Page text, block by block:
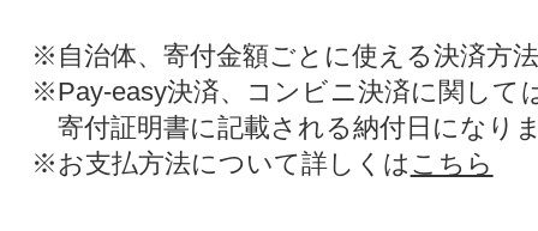
※自治体、寄付金額ごとに使える決済方
※Pay-easy決済、コンビニ決済に関して
寄付証明書に記載される納付日になり
※お支払方法について詳しくは こちら